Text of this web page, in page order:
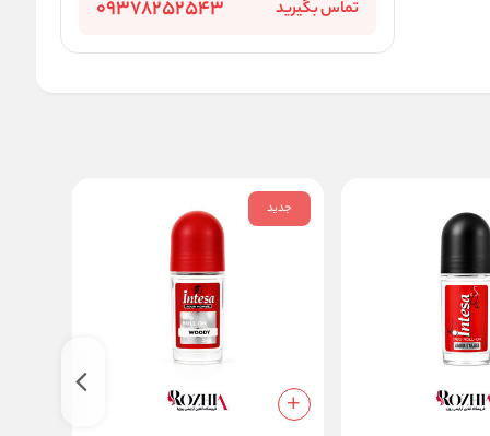
تماس بگیرید 09378252543
جدید